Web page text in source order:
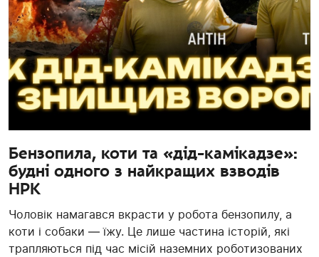
Бензопила, коти та «дід-камікадзе»:
будні одного з найкращих взводів
НРК
Чоловік намагався вкрасти у робота бензопилу, а
коти і собаки — їжу. Це лише частина історій, які
трапляються під час місій наземних роботизованих